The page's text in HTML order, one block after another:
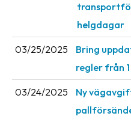
Support
About
the
helgdagar
03/25/2025
Bring
regler från
03/24/2025
Ny